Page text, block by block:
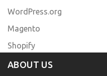
WordPress.org
Magento
Shopify
ABOUT US